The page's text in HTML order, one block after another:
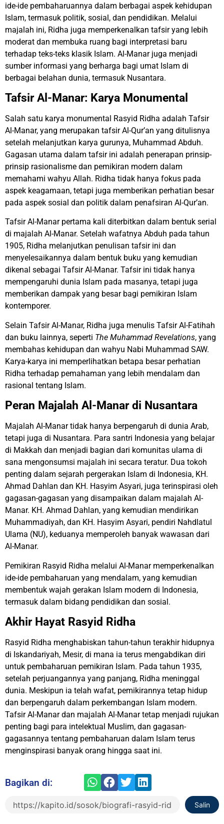
ide-ide pembaharuannya dalam berbagai aspek kehidupan
Islam, termasuk politik, sosial, dan pendidikan. Melalui
majalah ini, Ridha juga memperkenalkan tafsir yang lebih
moderat dan membuka ruang bagi interpretasi baru
terhadap teks-teks klasik Islam. Al-Manar juga menjadi
sumber informasi yang berharga bagi umat Islam di
berbagai belahan dunia, termasuk Nusantara.
Tafsir Al-Manar: Karya Monumental
Salah satu karya monumental Rasyid Ridha adalah Tafsir
Al-Manar, yang merupakan tafsir Al-Qur’an yang ditulisnya
setelah melanjutkan karya gurunya, Muhammad Abduh.
Gagasan utama dalam tafsir ini adalah penerapan prinsip-
prinsip rasionalisme dan pemikiran modern dalam
memahami wahyu Allah. Ridha tidak hanya fokus pada
aspek keagamaan, tetapi juga memberikan perhatian besar
pada aspek sosial dan politik dalam penafsiran Al-Qur’an.
Tafsir Al-Manar pertama kali diterbitkan dalam bentuk serial
di majalah Al-Manar. Setelah wafatnya Abduh pada tahun
1905, Ridha melanjutkan penulisan tafsir ini dan
menyelesaikannya dalam bentuk buku yang kemudian
dikenal sebagai Tafsir Al-Manar. Tafsir ini tidak hanya
mempengaruhi dunia Islam pada masanya, tetapi juga
memberikan dampak yang besar bagi pemikiran Islam
kontemporer.
Selain Tafsir Al-Manar, Ridha juga menulis Tafsir Al-Fatihah
dan buku lainnya, seperti The Muhammad Revelations, yang
membahas kehidupan dan wahyu Nabi Muhammad SAW.
Karya-karya ini memperlihatkan betapa besar perhatian
Ridha terhadap pemahaman yang lebih mendalam dan
rasional tentang Islam.
Peran Majalah Al-Manar di Nusantara
Majalah Al-Manar tidak hanya berpengaruh di dunia Arab,
tetapi juga di Nusantara. Para santri Indonesia yang belajar
di Makkah dan menjadi bagian dari komunitas ulama di
sana mengonsumsi majalah ini secara teratur. Dua tokoh
penting dalam sejarah pergerakan Islam di Indonesia, KH.
Ahmad Dahlan dan KH. Hasyim Asyari, juga terinspirasi oleh
gagasan-gagasan yang disampaikan dalam majalah Al-
Manar. KH. Ahmad Dahlan, yang kemudian mendirikan
Muhammadiyah, dan KH. Hasyim Asyari, pendiri Nahdlatul
Ulama (NU), keduanya memperoleh banyak wawasan dari
Al-Manar.
Pemikiran Rasyid Ridha melalui Al-Manar memperkenalkan
ide-ide pembaharuan yang mendalam, yang kemudian
membentuk wajah gerakan Islam modern di Indonesia,
termasuk dalam bidang pendidikan dan sosial.
Akhir Hayat Rasyid Ridha
Rasyid Ridha menghabiskan tahun-tahun terakhir hidupnya
di Iskandariyah, Mesir, di mana ia terus mengabdikan diri
untuk pembaharuan pemikiran Islam. Pada tahun 1935,
setelah perjuangannya yang panjang, Ridha meninggal
dunia. Meskipun ia telah wafat, pemikirannya tetap hidup
dan berpengaruh dalam perkembangan Islam modern.
Tafsir Al-Manar dan majalah Al-Manar tetap menjadi rujukan
penting bagi para intelektual Muslim, dan gagasan-
gagasannya tentang pembaharuan dalam Islam terus
menginspirasi banyak orang hingga saat ini.
Bagikan di:
Salin